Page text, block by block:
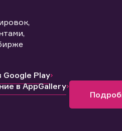
Play
в AppGallery